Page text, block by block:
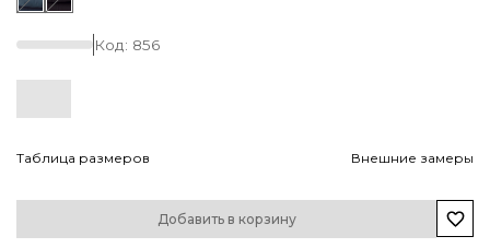
Код: 856
Таблица размеров Внешние замеры
Добавить в корзину